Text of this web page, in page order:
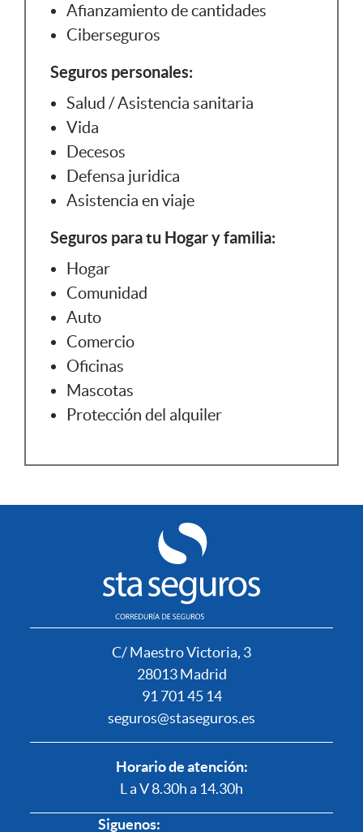
Afianzamiento de cantidades
Ciberseguros
Seguros personales:
Salud / Asistencia sanitaria
Vida
Decesos
Defensa juridica
Asistencia en viaje
Seguros para tu Hogar y familia:
Hogar
Comunidad
Auto
Comercio
Oficinas
Mascotas
Protección del alquiler
C/ Maestro Victoria, 3
28013 Madrid
91 701 45 14
seguros@staseguros.es
Horario de atención:
L a V 8.30h a 14.30h
Siguenos: